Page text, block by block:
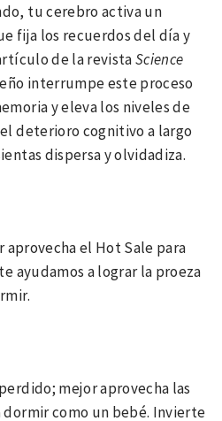
tu cerebro activa un
fija los recuerdos del día y
de la revistaScience
interrumpe este proceso
y eleva los niveles de
deterioro cognitivo a largo
dispersa y olvidadiza.
el Hot Sale para
ayudamos a lograr la proeza
mejor aprovecha las
como un bebé. Invierte